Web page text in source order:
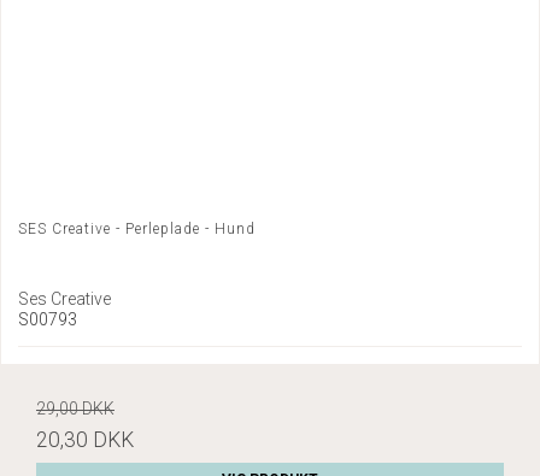
SES Creative - Perleplade - Hund
Ses Creative
S00793
29,00 DKK
20,30 DKK